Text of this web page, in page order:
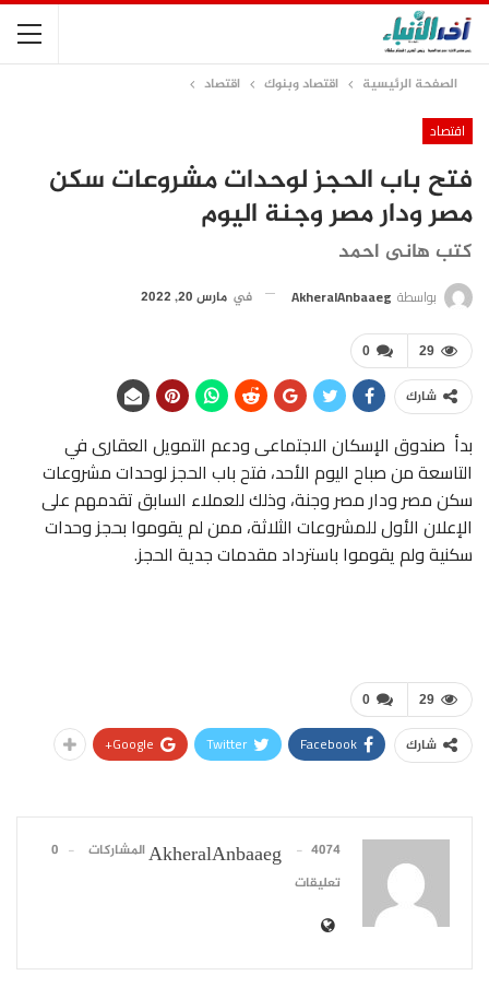
الصفحة الرئيسية اقتصاد وبنوك اقتصاد
اقتصاد
فتح باب الحجز لوحدات مشروعات سكن
مصر ودار مصر وجنة اليوم
كتب هانى احمد
بواسطة AkheralAnbaaeg في مارس 20, 2022
0 29
شارك
بدأ صندوق الإسكان الاجتماعى ودعم التمويل العقارى في
التاسعة من صباح اليوم الأحد، فتح باب الحجز لوحدات مشروعات
سكن مصر ودار مصر وجنة، وذلك للعملاء السابق تقدمهم على
الإعلان الأول للمشروعات الثلاثة، ممن لم يقوموا بحجز وحدات
سكنية ولم يقوموا باسترداد مقدمات جدية الحجز.
0 29
شارك Facebook
Twitter
Google+
AkheralAnbaaeg 4074 المشاركات
0
تعليقات